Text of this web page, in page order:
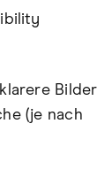
Bilder
(je nach